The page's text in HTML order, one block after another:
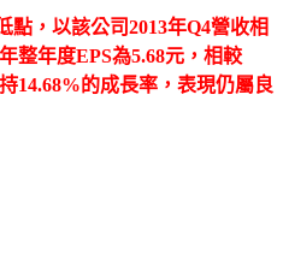
點，以該公司2013年Q4營收相
整年度EPS為5.68元，相較
14.68%的成長率，表現仍屬良